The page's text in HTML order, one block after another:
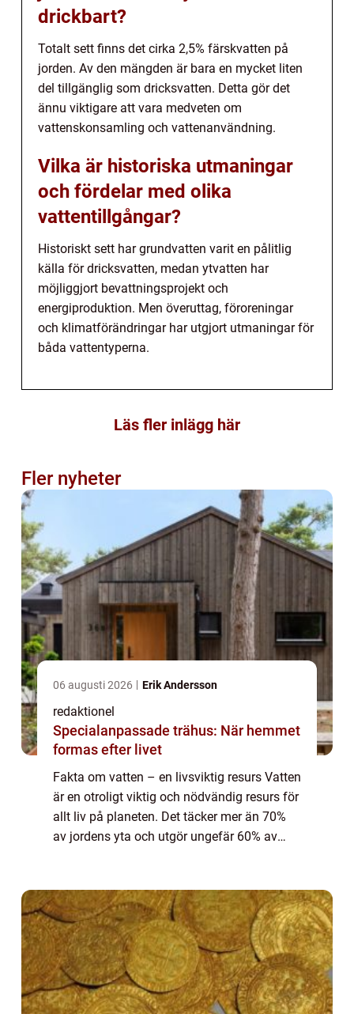
drickbart?
Totalt sett finns det cirka 2,5% färskvatten på
jorden. Av den mängden är bara en mycket liten
del tillgänglig som dricksvatten. Detta gör det
ännu viktigare att vara medveten om
vattenskonsamling och vattenanvändning.
Vilka är historiska utmaningar
och fördelar med olika
vattentillgångar?
Historiskt sett har grundvatten varit en pålitlig
källa för dricksvatten, medan ytvatten har
möjliggjort bevattningsprojekt och
energiproduktion. Men överuttag, föroreningar
och klimatförändringar har utgjort utmaningar för
båda vattentyperna.
Läs fler inlägg här
Fler nyheter
06 augusti 2026 Erik Andersson
redaktionel
Specialanpassade trähus: När hemmet
formas efter livet
Fakta om vatten – en livsviktig resurs Vatten
är en otroligt viktig och nödvändig resurs för
allt liv på planeten. Det täcker mer än 70%
av jordens yta och utgör ungefär 60% av